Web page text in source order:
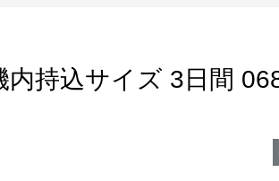
持込サイズ 3日間